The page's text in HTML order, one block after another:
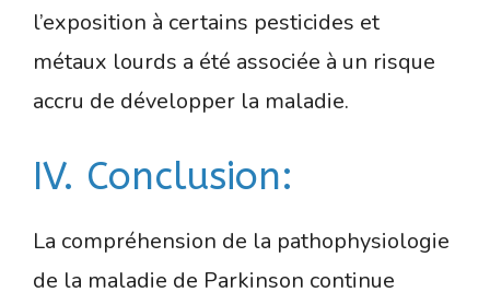
l’exposition à certains pesticides et
métaux lourds a été associée à un risque
accru de développer la maladie.
IV. Conclusion:
La compréhension de la pathophysiologie
de la maladie de Parkinson continue